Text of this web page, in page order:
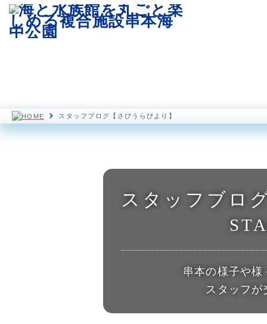
スタッフブログ【さびうらびより】
スタッフブロ
串本の様子や
スタッフ